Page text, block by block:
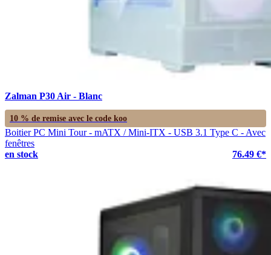
Zalman P30 Air - Blanc
10 % de remise avec le code koo
Boitier PC Mini Tour - mATX / Mini-ITX - USB 3.1 Type C - Avec
fenêtres
en stock
76.49 €*